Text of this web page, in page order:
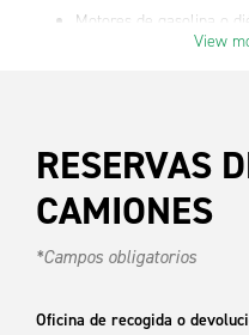
Motores de gasolina o
menos paradas para el
Las leyes estatales o
determinada clase o
View
RESERVAS
CAMIONES
*Campos obligatorios
Oficina de recogida o